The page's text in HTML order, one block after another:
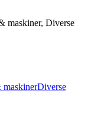
maskiner, Diverse
Diverse